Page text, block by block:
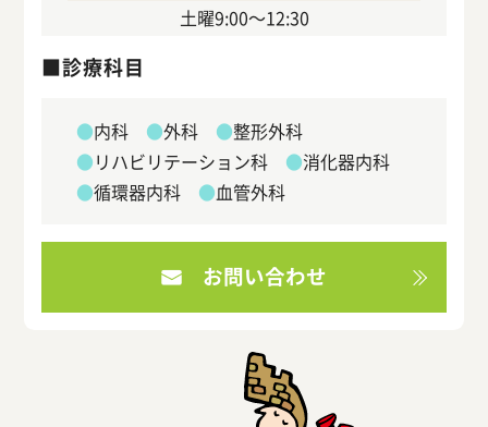
土曜9:00～12:30
診療科目
内科 外科
整形外科
リハビリテーション科
消化器内科
循環器内科
血管外科
お問い合わせ